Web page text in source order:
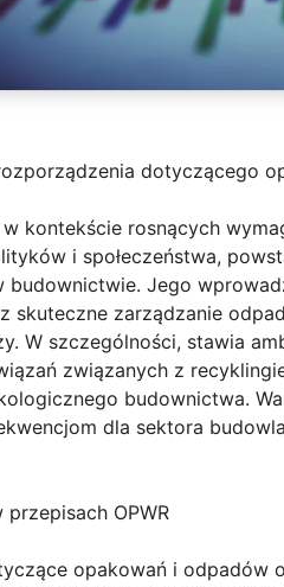
dotyczącego
kontekście rosnących
i społeczeństwa,
Jego
skuteczne zarządzanie
W szczególności, stawia
związanych z
budownictwa.
dla sektora
OPWR
opakowań i odpadów